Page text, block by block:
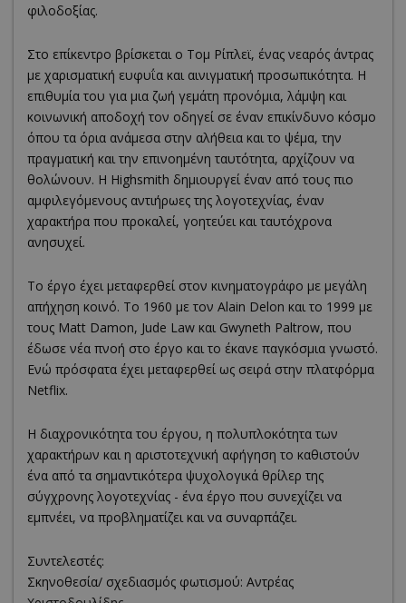
φιλοδοξίας.
Στο επίκεντρο βρίσκεται ο Τομ Ρίπλεϊ, ένας νεαρός άντρας
με χαρισματική ευφυΐα και αινιγματική προσωπικότητα. Η
επιθυμία του για μια ζωή γεμάτη προνόμια, λάμψη και
κοινωνική αποδοχή τον οδηγεί σε έναν επικίνδυνο κόσμο
όπου τα όρια ανάμεσα στην αλήθεια και το ψέμα, την
πραγματική και την επινοημένη ταυτότητα, αρχίζουν να
θολώνουν. Η Highsmith δημιουργεί έναν από τους πιο
αμφιλεγόμενους αντιήρωες της λογοτεχνίας, έναν
χαρακτήρα που προκαλεί, γοητεύει και ταυτόχρονα
ανησυχεί.
To έργο έχει μεταφερθεί στον κινηματογράφο με μεγάλη
απήχηση κοινό. Το 1960 με τον Alain Delon και το 1999 με
τους Matt Damon, Jude Law και Gwyneth Paltrow, που
έδωσε νέα πνοή στο έργο και το έκανε παγκόσμια γνωστό.
Ενώ πρόσφατα έχει μεταφερθεί ως σειρά στην πλατφόρμα
Netflix.
Η διαχρονικότητα του έργου, η πολυπλοκότητα των
χαρακτήρων και η αριστοτεχνική αφήγηση το καθιστούν
ένα από τα σημαντικότερα ψυχολογικά θρίλερ της
σύγχρονης λογοτεχνίας - ένα έργο που συνεχίζει να
εμπνέει, να προβληματίζει και να συναρπάζει.
Συντελεστές:
Σκηνοθεσία/ σχεδιασμός φωτισμού: Αντρέας